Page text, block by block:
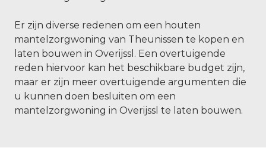
Er zijn diverse redenen om een houten
mantelzorgwoning van Theunissen te kopen en
laten bouwen in Overijssl. Een overtuigende
reden hiervoor kan het beschikbare budget zijn,
maar er zijn meer overtuigende argumenten die
u kunnen doen besluiten om een
mantelzorgwoning in Overijssl te laten bouwen.